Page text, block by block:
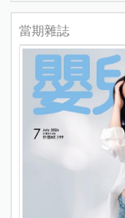
當期雜誌